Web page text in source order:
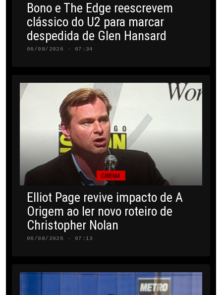
Bono e The Edge reescrevem
clássico do U2 para marcar
despedida de Glen Hansard
06/08/2026 · 07:34
CINEMA
Elliot Page revive impacto de A
Origem ao ler novo roteiro de
Christopher Nolan
06/08/2026 · 07:13